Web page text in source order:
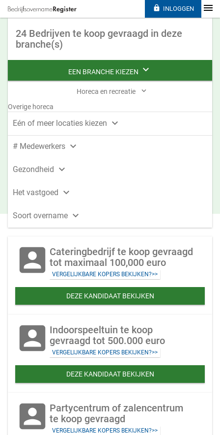
24 Bedrijven te koop gevraagd in deze
branche(s)
EEN BRANCHE KIEZEN 
Horeca en recreatie 
Overige horeca
Eén of meer locaties kiezen 
# Medewerkers 
Gezondheid 
Het vastgoed 
Soort overname 
account_box Cateringbedrijf te koop gevraagd
tot maximaal 100,000 euro
VERGELIJKBARE KOPERS BEKIJKEN?>>
DEZE KANDIDAAT BEKIJKEN
account_box Indoorspeeltuin te koop
gevraagd tot 500.000 euro
VERGELIJKBARE KOPERS BEKIJKEN?>>
DEZE KANDIDAAT BEKIJKEN
account_box Partycentrum of zalencentrum
te koop gevraagd
VERGELIJKBARE KOPERS BEKIJKEN?>>
 INLOGGEN